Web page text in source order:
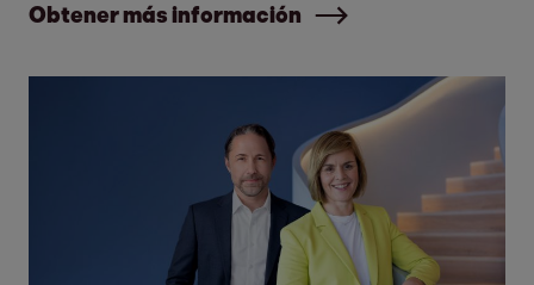
Obtener más información